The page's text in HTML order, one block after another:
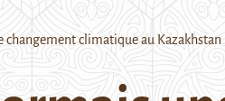
changement climatique au Kazakhstan